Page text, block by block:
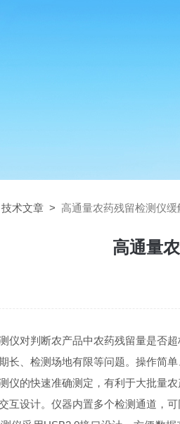
技术文章 > 高通量农药残留检测仪
高通量
仪对判断农产品中农药残留量是否
长、检测场地有限等问题。操作简
仪的快速准确测定，有利于大批量
互设计。仪器内置多个检测通道，